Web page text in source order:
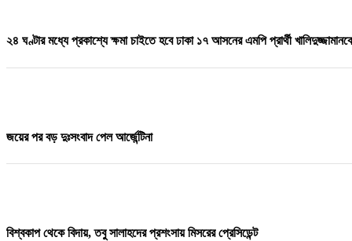
২৪ ঘণ্টার মধ্যে প্রকাশ্যে ক্ষমা চাইতে হবে ঢাকা ১৭ আসনের এমপি প্রার্থী
জয়ের পর বড় দুঃসংবাদ পেল আর্জেন্টিনা
বিশ্বকাপ থেকে বিদায়, তবু সালাহদের প্রশংসায় মিসরের প্রেসিডেন্ট